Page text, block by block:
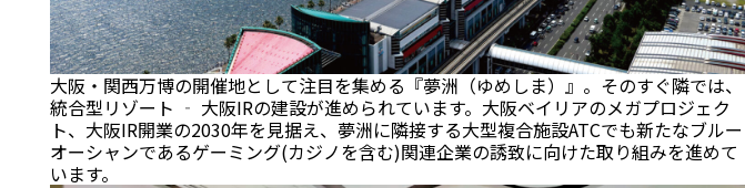
大阪・関西万博の開催地として注目を集める『夢洲（ゆめしま）』。そのすぐ隣では、
統合型リゾート ‐ 大阪IRの建設が進められています。大阪ベイリアのメガプロジェク
ト、大阪IR開業の2030年を見据え、夢洲に隣接する大型複合施設ATCでも新たなブルー
オーシャンであるゲーミング(カジノを含む)関連企業の誘致に向けた取り組みを進めて
います。